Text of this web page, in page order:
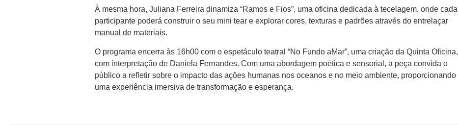
À mesma hora, Juliana Ferreira dinamiza “Ramos e Fios”, uma oficina dedicada à tecelagem, onde cada
participante poderá construir o seu mini tear e explorar cores, texturas e padrões através do entrelaçar
manual de materiais.
O programa encerra às 16h00 com o espetáculo teatral “No Fundo aMar”, uma criação da Quinta Oficina,
com interpretação de Daniela Fernandes. Com uma abordagem poética e sensorial, a peça convida o
público a refletir sobre o impacto das ações humanas nos oceanos e no meio ambiente, proporcionando
uma experiência imersiva de transformação e esperança.